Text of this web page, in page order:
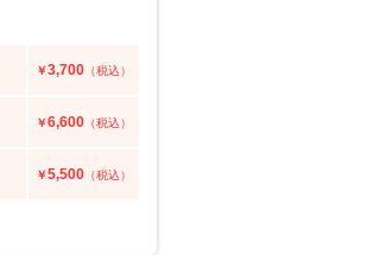
￥3,700 （税込）
￥6,600 （税込）
￥5,500 （税込）